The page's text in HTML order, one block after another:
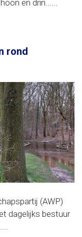
en drin......
rond
(AWP)
dagelijks bestuur